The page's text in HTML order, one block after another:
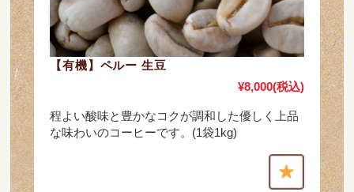
【有機】ペルー 生豆
¥8,000(税込)
程よい酸味と豊かなコクが調和した優しく上品
な味わいのコーヒーです。(1袋1kg)